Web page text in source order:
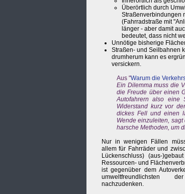
Überörtlich durch
Straßenverbindungen
(Fahrradstraße mit
länger - aber damit
bedeutet, dass nicht
Unnötige bisherige
Straßen- und Seilbahnen
drumherum kann es
versickern.
Aus "Warum die
Ein Dilemma muss die
die Freude über einen
Autofahrern also eine
Widerstand kurz vor
dickes Fell und einen
Wende einzuleiten,
harsche Methoden, um
Nur in wenigen Fällen
allem für Fahrräder und
Lückenschluss) (aus-
Ressourcen- und
ist gegenüber dem
umweltfreundlichsten
nachzudenken.